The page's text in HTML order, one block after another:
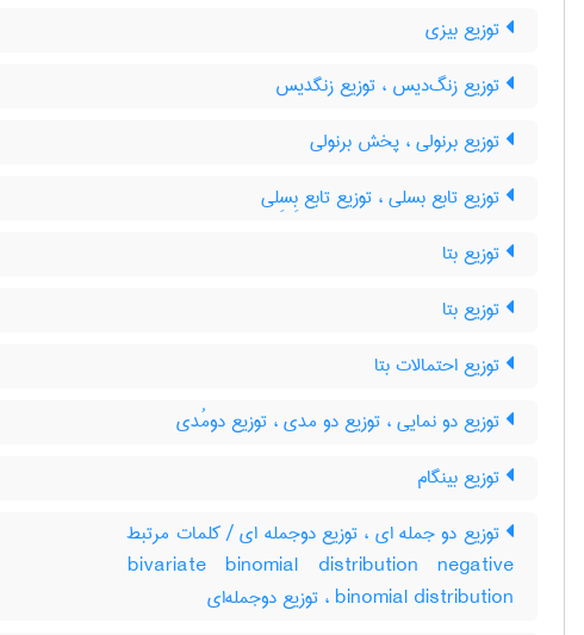
توزیع بیزی
توزیع زنگ‌دیس ، توزیع زنگدیس
توزیع برنولی ، پخش برنولی
توزیع تابع بسلی ، توزیع تابع بِسِلی
توزیع بتا
توزیع بتا
توزیع احتمالات بتا
توزیع دو نمایی ، توزیع دو مدی ، توزیع دومُدی
توزیع بینگام
توزیع دو جمله ای ، توزیع دوجمله ای / کلمات مرتبط
bivariate binomial distribution negative
binomial distribution ، توزیع دوجمله‌ای